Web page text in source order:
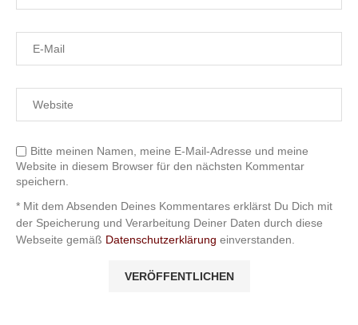
Bitte meinen Namen, meine E-Mail-Adresse und meine
Website in diesem Browser für den nächsten Kommentar
speichern.
* Mit dem Absenden Deines Kommentares erklärst Du Dich mit
der Speicherung und Verarbeitung Deiner Daten durch diese
Webseite gemäß Datenschutzerklärung einverstanden.